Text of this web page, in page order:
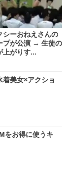
シーおねえさんの
プが公演 → 生徒の
上がりす...
美女×アクショ
をお得に使うキ